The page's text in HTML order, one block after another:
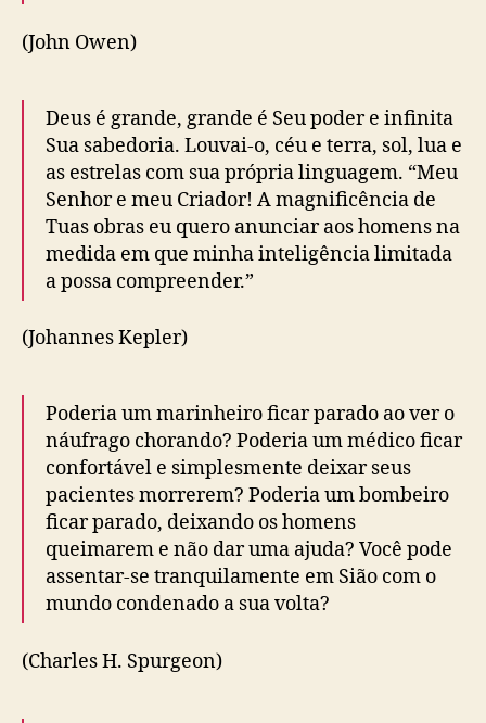
(John Owen)
Deus é grande, grande é Seu poder e infinita
Sua sabedoria. Louvai-o, céu e terra, sol, lua e
as estrelas com sua própria linguagem. “Meu
Senhor e meu Criador! A magnificência de
Tuas obras eu quero anunciar aos homens na
medida em que minha inteligência limitada
a possa compreender.”
(Johannes Kepler)
Poderia um marinheiro ficar parado ao ver o
náufrago chorando? Poderia um médico ficar
confortável e simplesmente deixar seus
pacientes morrerem? Poderia um bombeiro
ficar parado, deixando os homens
queimarem e não dar uma ajuda? Você pode
assentar-se tranquilamente em Sião com o
mundo condenado a sua volta?
(Charles H. Spurgeon)